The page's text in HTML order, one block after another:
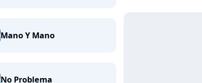
Mano Y Mano
No Problema